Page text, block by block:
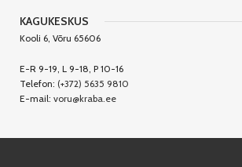
KAGUKESKUS
Kooli 6, Võru 65606
E-R 9-19, L 9-18, P 10-16
Telefon: (+372) 5635 9810
E-mail: voru@kraba.ee